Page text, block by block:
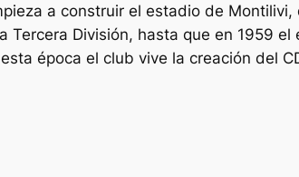
a construir el estadio de
Tercera División, hasta que en 1959
época el club vive la creación del